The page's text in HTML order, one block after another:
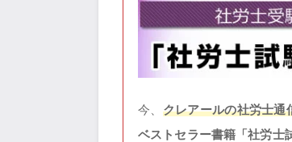
今、 クレアールの社労士通
ベストセラー書籍「社労士